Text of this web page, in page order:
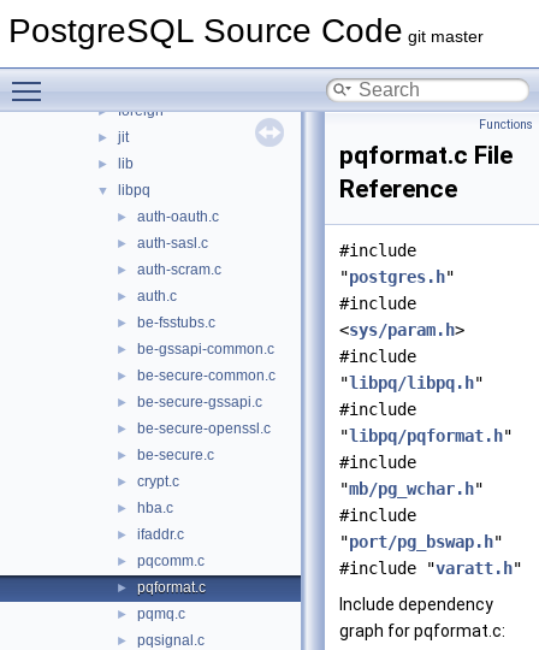
PostgreSQL Source Code git master
► catalog
► foreign
► jit
► lib
▼ libpq
► auth-oauth.c
► auth-sasl.c
► auth-scram.c
► auth.c
► be-fsstubs.c
► be-gssapi-common.c
► be-secure-common.c
► be-secure-gssapi.c
► be-secure-openssl.c
► be-secure.c
► crypt.c
► hba.c
► ifaddr.c
► pqcomm.c
► pqformat.c
► pqmq.c
► pqsignal.c
Functions
pqformat.c File
Reference
#include
"postgres.h"
#include
<sys/param.h>
#include
"libpq/libpq.h"
#include
"libpq/pqformat.h"
#include
"mb/pg_wchar.h"
#include
"port/pg_bswap.h"
#include "varatt.h"
Include dependency
graph for pqformat.c: